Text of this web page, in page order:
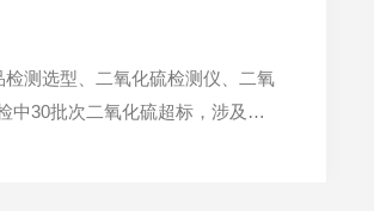
测选型、二氧化硫检测仪、二氧
中30批次二氧化硫超标，涉及香